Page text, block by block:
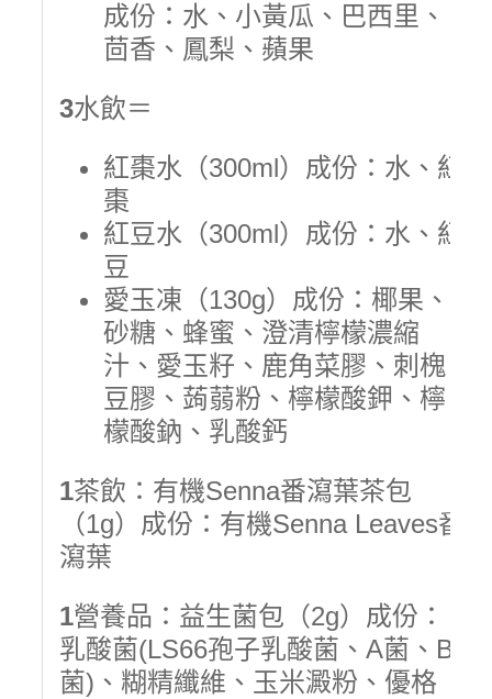
成份：水、小黃瓜、巴西里、
茴香、鳳梨、蘋果
3水飲＝
紅棗水（300ml）成份：水、紅
棗
紅豆水（300ml）成份：水、紅
豆
愛玉凍（130g）成份：椰果、
砂糖、蜂蜜、澄清檸檬濃縮
汁、愛玉籽、鹿角菜膠、刺槐
豆膠、蒟蒻粉、檸檬酸鉀、檸
檬酸鈉、乳酸鈣
1茶飲：有機Senna番瀉葉茶包
（1g）成份：有機Senna Leaves番
瀉葉
1營養品：益生菌包（2g）成份：
乳酸菌(LS66孢子乳酸菌、A菌、B
菌)、糊精纖維、玉米澱粉、優格